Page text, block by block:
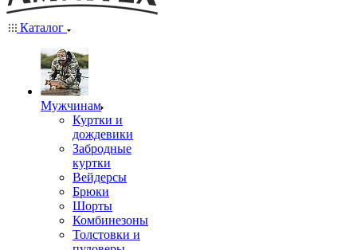
Каталог
Мужчинам
Куртки и
дождевики
Забродные
куртки
Вейдерсы
Брюки
Шорты
Комбинезоны
Толстовки и